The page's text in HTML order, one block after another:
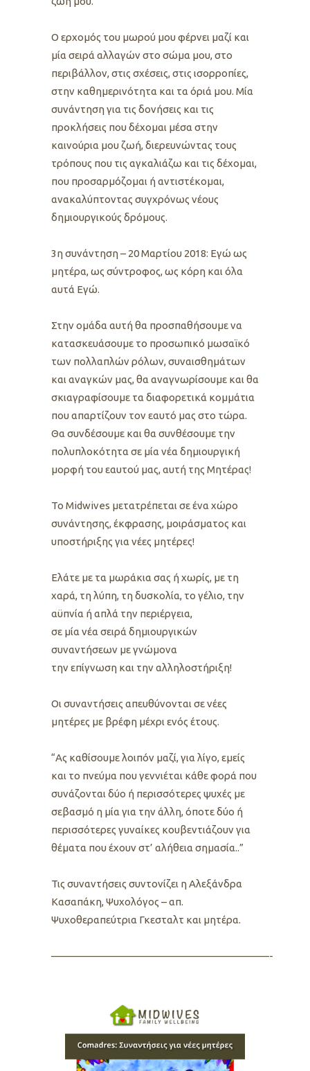
Ο ερχομός του μωρού μου φέρνει μαζί και
μία σειρά αλλαγών στο σώμα μου, στο
περιβάλλον, στις σχέσεις, στις ισορροπίες,
στην καθημερινότητα και τα όριά μου. Μία
συνάντηση για τις δονήσεις και τις
προκλήσεις που δέχομαι μέσα στην
καινούρια μου ζωή, διερευνώντας τους
τρόπους που τις αγκαλιάζω και τις δέχομαι,
που προσαρμόζομαι ή αντιστέκομαι,
ανακαλύπτοντας συγχρόνως νέους
δημιουργικούς δρόμους.
3η συνάντηση – 20 Μαρτίου 2018: Εγώ ως
μητέρα, ως σύντροφος, ως κόρη και όλα
αυτά Εγώ.
Στην ομάδα αυτή θα προσπαθήσουμε να
κατασκευάσουμε το προσωπικό μωσαϊκό
των πολλαπλών ρόλων, συναισθημάτων
και αναγκών μας, θα αναγνωρίσουμε και θα
σκιαγραφίσουμε τα διαφορετικά κομμάτια
που απαρτίζουν τον εαυτό μας στο τώρα.
Θα συνδέσουμε και θα συνθέσουμε την
πολυπλοκότητα σε μία νέα δημιουργική
μορφή του εαυτού μας, αυτή της Μητέρας!
Το Midwives μετατρέπεται σε ένα χώρο
συνάντησης, έκφρασης, μοιράσματος και
υποστήριξης για νέες μητέρες!
Ελάτε με τα μωράκια σας ή χωρίς, με τη
χαρά, τη λύπη, τη δυσκολία, το γέλιο, την
αϋπνία ή απλά την περιέργεια,
σε μία νέα σειρά δημιουργικών
συναντήσεων με γνώμονα
την επίγνωση και την αλληλοστήριξη!
Οι συναντήσεις απευθύνονται σε νέες
μητέρες με βρέφη μέχρι ενός έτους.
“Ας καθίσουμε λοιπόν μαζί, για λίγο, εμείς
και το πνεύμα που γεννιέται κάθε φορά που
συνάζονται δύο ή περισσότερες ψυχές με
σεβασμό η μία για την άλλη, όποτε δύο ή
περισσότερες γυναίκες κουβεντιάζουν για
θέματα που έχουν στ’ αλήθεια σημασία..”
Τις συναντήσεις συντονίζει η Αλεξάνδρα
Κασαπάκη, Ψυχολόγος – απ.
Ψυχοθεραπεύτρια Γκεσταλτ και μητέρα.
—————————————————————-